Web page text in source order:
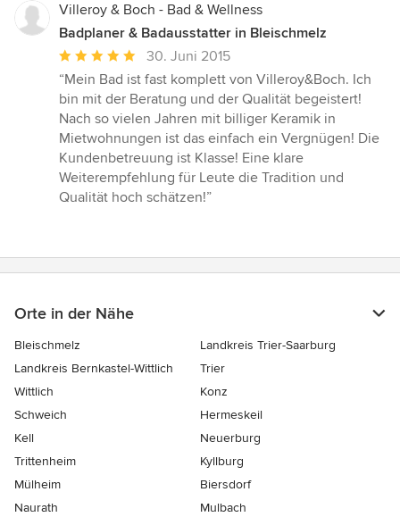
Villeroy & Boch - Bad & Wellness
Badplaner & Badausstatter in Bleischmelz
Durchschnittliche
Bewertung:
5
von
5
Sternen
30. Juni 2015
“Mein Bad ist fast komplett von Villeroy&Boch. Ich
bin mit der Beratung und der Qualität begeistert!
Nach so vielen Jahren mit billiger Keramik in
Mietwohnungen ist das einfach ein Vergnügen! Die
Kundenbetreuung ist Klasse! Eine klare
Weiterempfehlung für Leute die Tradition und
Qualität hoch schätzen!”
Orte in der Nähe
Bleischmelz
Landkreis Trier-Saarburg
Landkreis Bernkastel-Wittlich
Trier
Wittlich
Konz
Schweich
Hermeskeil
Kell
Neuerburg
Trittenheim
Kyllburg
Mülheim
Biersdorf
Naurath
Mulbach